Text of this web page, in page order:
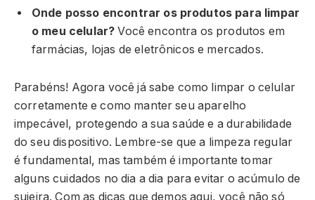
Onde posso encontrar os produtos para limpar
o meu celular? Você encontra os produtos em
farmácias, lojas de eletrônicos e mercados.
Parabéns! Agora você já sabe como limpar o celular
corretamente e como manter seu aparelho
impecável, protegendo a sua saúde e a durabilidade
do seu dispositivo. Lembre-se que a limpeza regular
é fundamental, mas também é importante tomar
alguns cuidados no dia a dia para evitar o acúmulo de
sujeira. Com as dicas que demos aqui, você não só